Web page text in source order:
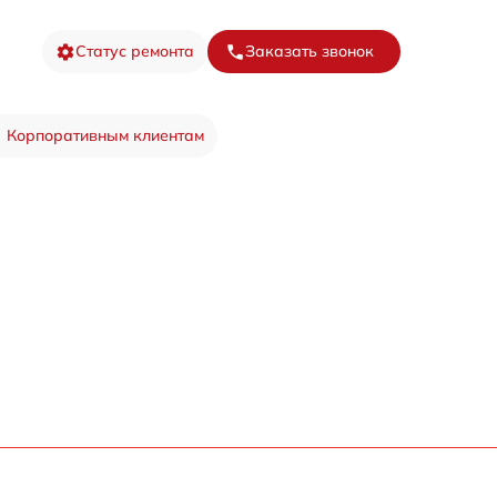
Статус ремонта Заказать звонок
Корпоративным клиентам